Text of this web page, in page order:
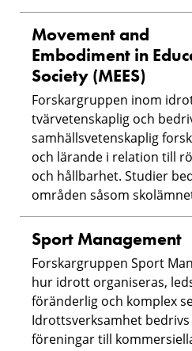
Movement and
Embodiment in
Society (MEES)
Forskargruppen inom
tvärvetenskaplig och
samhällsvetenskaplig
och lärande i relation till
och hållbarhet. Studier
områden såsom
Sport Management
Forskargruppen Sport
hur idrott organiseras,
föränderlig och komplex
Idrottsverksamhet
föreningar till